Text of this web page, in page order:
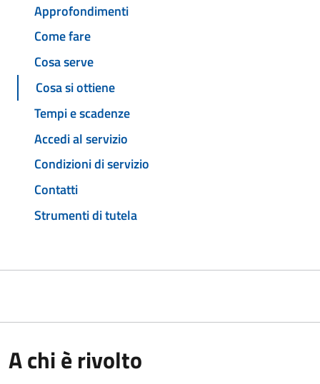
Approfondimenti
Come fare
Cosa serve
Cosa si ottiene
Tempi e scadenze
Accedi al servizio
Condizioni di servizio
Contatti
Strumenti di tutela
A chi è rivolto